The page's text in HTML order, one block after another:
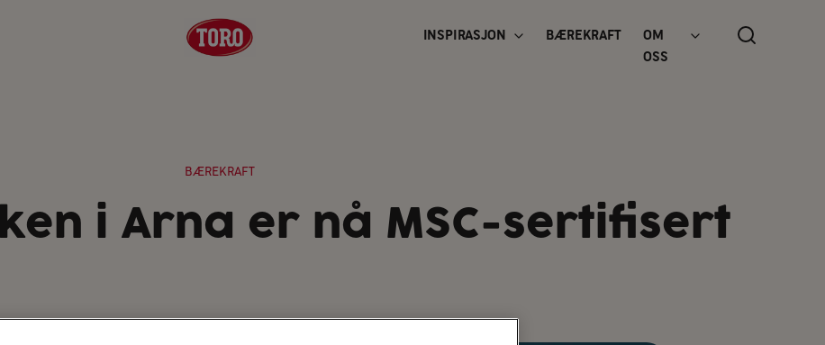
INSPIRASJON BÆREKRAFT
OM
OSS
BÆREKRAFT
i Arna er nå MSC-sertifisert